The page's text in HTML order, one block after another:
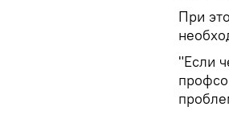
При
"Если